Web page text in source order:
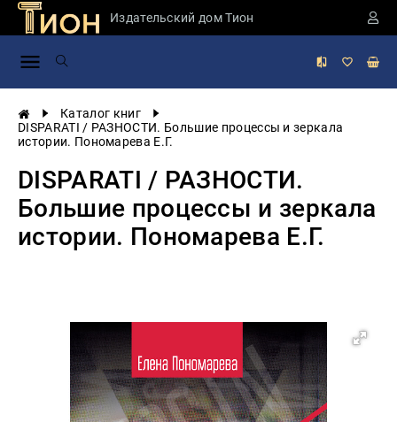
Издательский дом Тион
Каталог книг
DISPARATI / РАЗНОСТИ. Большие процессы и зеркала
истории. Пономарева Е.Г.
DISPARATI / РАЗНОСТИ.
Большие процессы и зеркала
истории. Пономарева Е.Г.
Занимательная
России
Мировая
Экономика
и
приключения
Публицистика
Проза